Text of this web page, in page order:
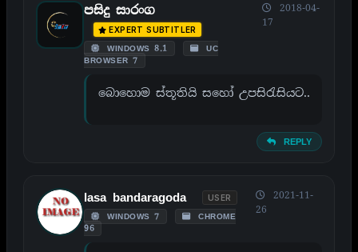
පසිදු සාරංග
EXPERT SUBTITLER
WINDOWS 8.1
UC
BROWSER 7
2018-04-
17
බොහොම ස්තූතියි සහෝ උපසිරැසියට..
REPLY
lasa bandaragoda USER
WINDOWS 7
CHROME
96
2021-11-
26